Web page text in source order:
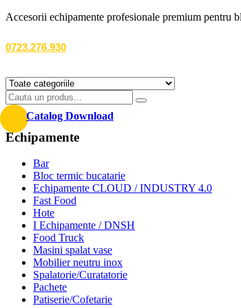
Accesorii echipamente profesionale premium pentru
0723.276.930
Catalog Download
Echipamente
Bar
Bloc termic bucatarie
Echipamente CLOUD / INDUSTRY 4.0
Fast Food
Hote
I Echipamente / DNSH
Food Truck
Masini spalat vase
Mobilier neutru inox
Spalatorie/Curatatorie
Pachete
Patiserie/Cofetarie